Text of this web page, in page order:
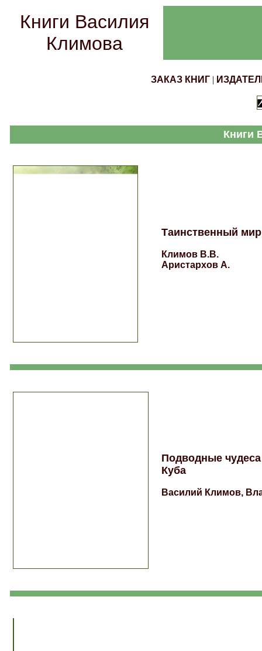
Книги Василия
Климова
ЗАКАЗ КНИГ |
Книги
Таинственный
Климов В.В.
Аристархов А.
Подводные
Куба
Василий Климов,